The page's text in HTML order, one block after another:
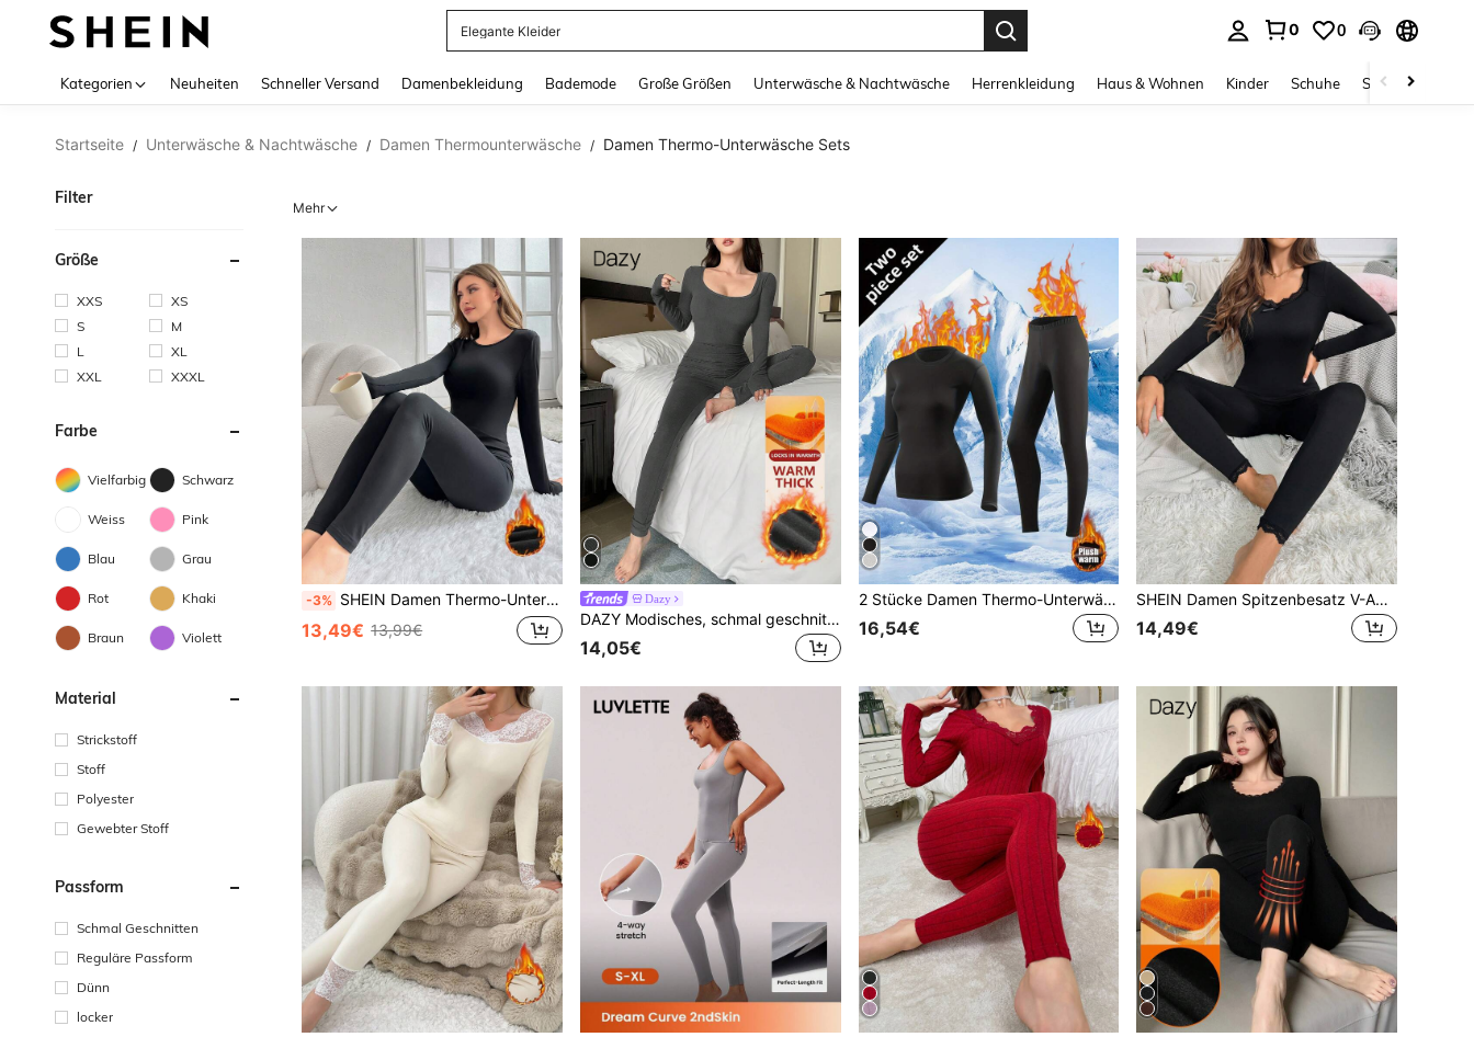
Sommerkleid Damen
0 0
Kategorien Neuheiten Schneller Versand Damenbekleidung Bademode Große Größen Unterwäsche & Nachtwäsche Herrenkleidung Haus & Wohnen Kinder Schuhe Schmuck &
Startseite / Unterwäsche & Nachtwäsche / Damen Thermounterwäsche / Damen Thermo-Unterwäsche Sets
Filter
Größe
XXS
XS
S
M
L
XL
XXL
XXXL
Farbe
Vielfarbig Schwarz
Weiss Pink
Blau Grau
Rot Khaki
Braun Violett
Material
Strickstoff
Stoff
Polyester
Gewebter Stoff
Passform
Schmal Geschnitten
Reguläre Passform
Dünn
locker
Mehr
-3% SHEIN Damen Thermo-Unterwäsche Set, Herbst/Winter
13,49€ 13,99€
Dazy
DAZY Modisches, schmal geschnittenes Damen Thermo-Unterwäsche Set für Herbst und Winter, Pyjama
14,05€
2 Stücke Damen Thermo-Unterwäsche Set, warm und weich mit Fleecefutter, geeignet für den Alltag Outfit, Fitness, Skifahren, Basisschicht, Damen Herbst/Winter Warm Outfit
16,54€
SHEIN Damen Spitzenbesatz V-Ausschnitt Langarm Top und Hose Thermo-Unterwäsche Set, Herbst/Winter
14,49€